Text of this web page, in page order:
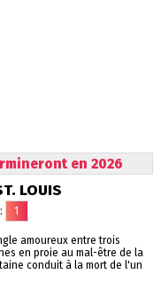
en 2026
LOUIS
1
amoureux entre trois
en proie au mal-être de la
conduit à la mort de l'un